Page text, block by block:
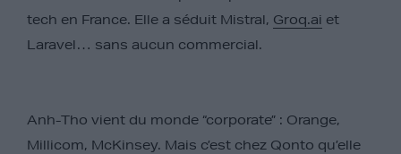
tech en France. Elle a séduit Mistral, Groq.ai et
Laravel… sans aucun commercial.
Anh-Tho vient du monde “corporate” : Orange,
Millicom, McKinsey. Mais c’est chez Qonto qu’elle